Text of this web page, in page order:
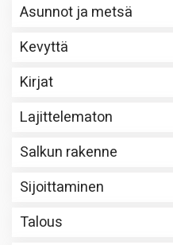
Asunnot ja metsä
Kevyttä
Kirjat
Lajittelematon
Salkun rakenne
Sijoittaminen
Talous